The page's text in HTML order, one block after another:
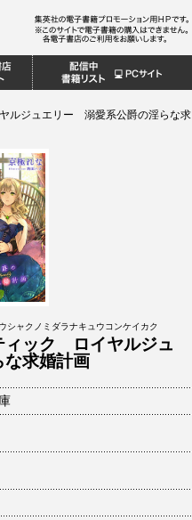
ルジュエリー 溺愛系公爵の淫らな求
シャクノミダラナキュウコンケイカク
ィック ロイヤルジュ
求婚計画